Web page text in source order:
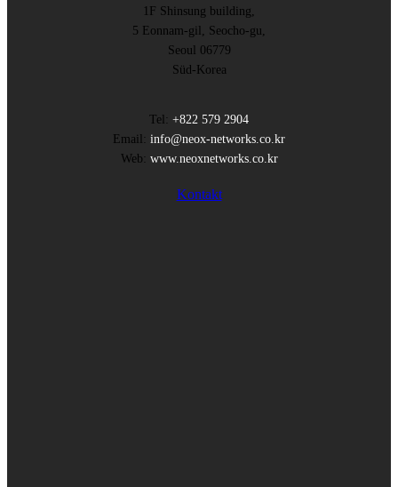
1F Shinsung building,
5 Eonnam-gil, Seocho-gu,
Seoul 06779
Süd-Korea
Tel: +822 579 2904
Email: info@neox-networks.co.kr
Web: www.neoxnetworks.co.kr
Kontakt